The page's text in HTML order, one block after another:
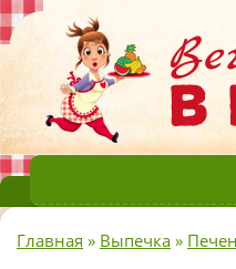
Главная » Выпечка »